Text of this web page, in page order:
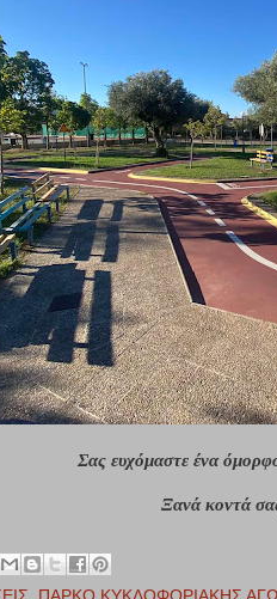
Σας ευχόμαστε ένα
Ξανά κοντά